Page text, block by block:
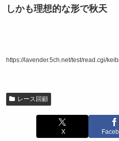
しかも理想的な形で秋天
https://lavender.5ch.net/test/read.cgi/
レース回顧
X